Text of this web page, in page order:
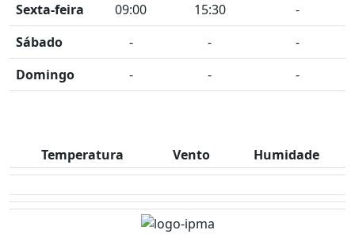
Sexta-feira 09:00 15:30
-
Sábado
- -
-
Domingo
- - -
Temperatura Vento Humidade